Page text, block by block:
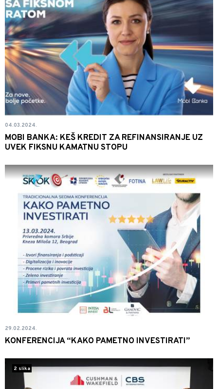
04.03.2024.
MOBI BANKA: KEŠ KREDIT ZA REFINANSIRANJE UZ
UVEK FIKSNU KAMATNU STOPU
29.02.2024.
KONFERENCIJA “KAKO PAMETNO INVESTIRATI”
2 slika